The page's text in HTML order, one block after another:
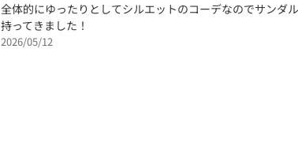
全体的にゆったりとしてシルエットのコーデなのでサンダ
持ってきました！
2026/05/12